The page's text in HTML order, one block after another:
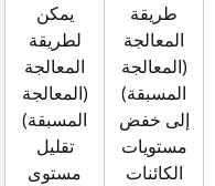
طريقة
المعالجة
(المعالجة
المسبقة)
إلى خفض
مستويات
الكائنات
يمكن
لطريقة
المعالجة
(المعالجة
المسبقة)
تقليل
مستوى